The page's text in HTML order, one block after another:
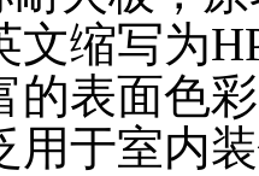
文缩写为
的表面色
用于室内